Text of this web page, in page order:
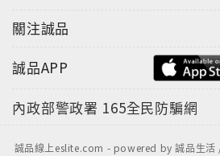
關注誠品
誠品APP
內政部警政署 165全民防騙網
誠品線上eslite.com - powered by 誠品生活